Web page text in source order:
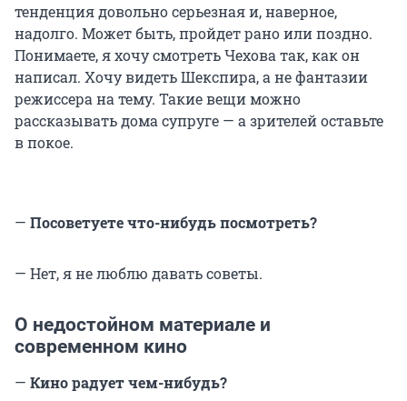
тенденция довольно серьезная и, наверное,
надолго. Может быть, пройдет рано или поздно.
Понимаете, я хочу смотреть Чехова так, как он
написал. Хочу видеть Шекспира, а не фантазии
режиссера на тему. Такие вещи можно
рассказывать дома супруге — а зрителей оставьте
в покое.
— Посоветуете что-нибудь посмотреть?
— Нет, я не люблю давать советы.
О недостойном материале и
современном кино
— Кино радует чем-нибудь?